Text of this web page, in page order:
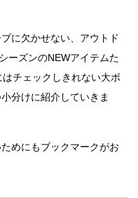
に欠かせない、アウトド
ーズンのNEWアイテムた
チェックしきれない大ボ
分けに紹介していきま
めにもブックマークがお